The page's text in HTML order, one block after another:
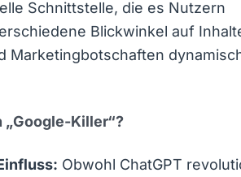
Schnittstelle, die es Nutzern
Blickwinkel auf
Marketingbotschaften
„Google-Killer“?
Obwohl ChatGPT